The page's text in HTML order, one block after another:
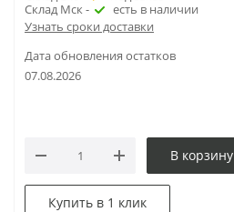
Склад Мск -
есть в наличии
Узнать сроки доставки
Дата обновления остатков
07.08.2026
В корзину
Купить в 1 клик